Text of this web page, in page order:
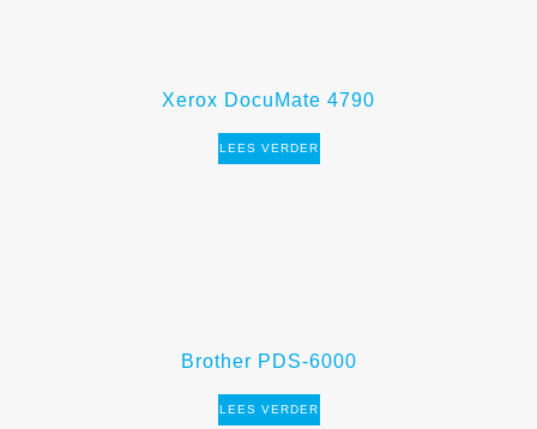
Xerox DocuMate 4790
LEES VERDER
Brother PDS-6000
LEES VERDER